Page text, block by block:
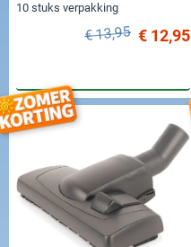
10 stuks verpakking
€ 12,95
€ 13,95